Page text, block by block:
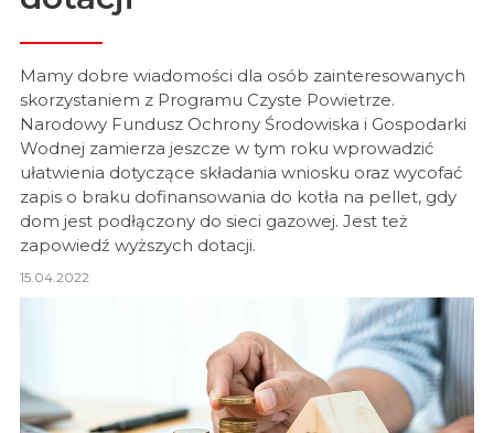
Mamy dobre wiadomości dla osób zainteresowanych
skorzystaniem z Programu Czyste Powietrze.
Narodowy Fundusz Ochrony Środowiska i Gospodarki
Wodnej zamierza jeszcze w tym roku wprowadzić
ułatwienia dotyczące składania wniosku oraz wycofać
zapis o braku dofinansowania do kotła na pellet, gdy
dom jest podłączony do sieci gazowej. Jest też
zapowiedź wyższych dotacji.
15.04.2022